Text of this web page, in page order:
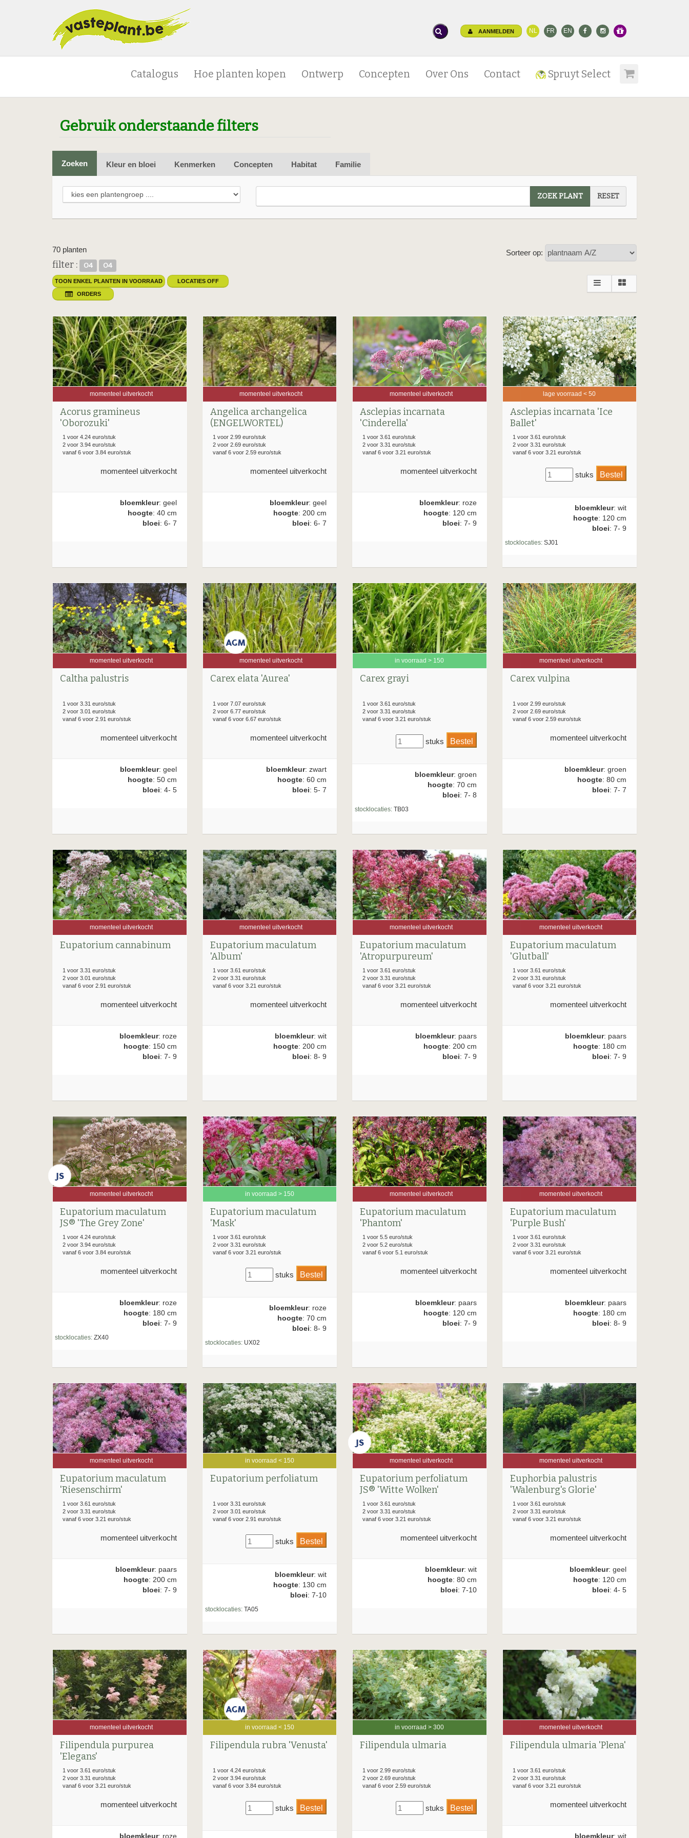
AANMELDEN NL FR EN
Catalogus Hoe planten kopen Ontwerp Concepten Over Ons Contact Spruyt Select
Gebruik onderstaande filters
Zoeken Kleur en bloei Kenmerken Concepten Habitat Familie
ZOEK PLANT RESET
70 planten
filter : O4 O4
Sorteer op:
TOON ENKEL PLANTEN IN VOORRAAD LOCATIES OFF
ORDERS
momenteel uitverkocht
Acorus gramineus
'Oborozuki'
1 voor 4.24 euro/stuk
2 voor 3.94 euro/stuk
vanaf 6 voor 3.84 euro/stuk
momenteel uitverkocht
bloemkleur: geel
hoogte: 40 cm
bloei: 6- 7
momenteel uitverkocht
Angelica archangelica
(ENGELWORTEL)
1 voor 2.99 euro/stuk
2 voor 2.69 euro/stuk
vanaf 6 voor 2.59 euro/stuk
momenteel uitverkocht
bloemkleur: geel
hoogte: 200 cm
bloei: 6- 7
momenteel uitverkocht
Asclepias incarnata
'Cinderella'
1 voor 3.61 euro/stuk
2 voor 3.31 euro/stuk
vanaf 6 voor 3.21 euro/stuk
momenteel uitverkocht
bloemkleur: roze
hoogte: 120 cm
bloei: 7- 9
lage voorraad < 50
Asclepias incarnata 'Ice
Ballet'
1 voor 3.61 euro/stuk
2 voor 3.31 euro/stuk
vanaf 6 voor 3.21 euro/stuk
stuks
bloemkleur: wit
hoogte: 120 cm
bloei: 7- 9
stocklocaties:SJ01
momenteel uitverkocht
Caltha palustris
1 voor 3.31 euro/stuk
2 voor 3.01 euro/stuk
vanaf 6 voor 2.91 euro/stuk
momenteel uitverkocht
bloemkleur: geel
hoogte: 50 cm
bloei: 4- 5
momenteel uitverkocht
Carex elata 'Aurea'
1 voor 7.07 euro/stuk
2 voor 6.77 euro/stuk
vanaf 6 voor 6.67 euro/stuk
momenteel uitverkocht
bloemkleur: zwart
hoogte: 60 cm
bloei: 5- 7
in voorraad > 150
Carex grayi
1 voor 3.61 euro/stuk
2 voor 3.31 euro/stuk
vanaf 6 voor 3.21 euro/stuk
stuks
bloemkleur: groen
hoogte: 70 cm
bloei: 7- 8
stocklocaties: TB03
momenteel uitverkocht
Carex vulpina
1 voor 2.99 euro/stuk
2 voor 2.69 euro/stuk
vanaf 6 voor 2.59 euro/stuk
momenteel uitverkocht
bloemkleur: groen
hoogte: 80 cm
bloei: 7- 7
momenteel uitverkocht
Eupatorium cannabinum
1 voor 3.31 euro/stuk
2 voor 3.01 euro/stuk
vanaf 6 voor 2.91 euro/stuk
momenteel uitverkocht
bloemkleur: roze
hoogte: 150 cm
bloei: 7- 9
momenteel uitverkocht
Eupatorium maculatum
'Album'
1 voor 3.61 euro/stuk
2 voor 3.31 euro/stuk
vanaf 6 voor 3.21 euro/stuk
momenteel uitverkocht
bloemkleur: wit
hoogte: 200 cm
bloei: 8- 9
momenteel uitverkocht
Eupatorium maculatum
'Atropurpureum'
1 voor 3.61 euro/stuk
2 voor 3.31 euro/stuk
vanaf 6 voor 3.21 euro/stuk
momenteel uitverkocht
bloemkleur: paars
hoogte: 200 cm
bloei: 7- 9
momenteel uitverkocht
Eupatorium maculatum
'Glutball'
1 voor 3.61 euro/stuk
2 voor 3.31 euro/stuk
vanaf 6 voor 3.21 euro/stuk
momenteel uitverkocht
bloemkleur: paars
hoogte: 180 cm
bloei: 7- 9
momenteel uitverkocht
Eupatorium maculatum
JS® 'The Grey Zone'
1 voor 4.24 euro/stuk
2 voor 3.94 euro/stuk
vanaf 6 voor 3.84 euro/stuk
momenteel uitverkocht
bloemkleur: roze
hoogte: 180 cm
bloei: 7- 9
stocklocaties: ZX40
in voorraad > 150
Eupatorium maculatum
'Mask'
1 voor 3.61 euro/stuk
2 voor 3.31 euro/stuk
vanaf 6 voor 3.21 euro/stuk
stuks
bloemkleur: roze
hoogte: 70 cm
bloei: 8- 9
stocklocaties:UX02
momenteel uitverkocht
Eupatorium maculatum
'Phantom'
1 voor 5.5 euro/stuk
2 voor 5.2 euro/stuk
vanaf 6 voor 5.1 euro/stuk
momenteel uitverkocht
bloemkleur: paars
hoogte: 120 cm
bloei: 7- 9
momenteel uitverkocht
Eupatorium maculatum
'Purple Bush'
1 voor 3.61 euro/stuk
2 voor 3.31 euro/stuk
vanaf 6 voor 3.21 euro/stuk
momenteel uitverkocht
bloemkleur: paars
hoogte: 180 cm
bloei: 8- 9
momenteel uitverkocht
Eupatorium maculatum
'Riesenschirm'
1 voor 3.61 euro/stuk
2 voor 3.31 euro/stuk
vanaf 6 voor 3.21 euro/stuk
momenteel uitverkocht
bloemkleur: paars
hoogte: 200 cm
bloei: 7- 9
in voorraad < 150
Eupatorium perfoliatum
1 voor 3.31 euro/stuk
2 voor 3.01 euro/stuk
vanaf 6 voor 2.91 euro/stuk
stuks
bloemkleur: wit
hoogte: 130 cm
bloei: 7-10
stocklocaties:TA05
momenteel uitverkocht
Eupatorium perfoliatum
JS® 'Witte Wolken'
1 voor 3.61 euro/stuk
2 voor 3.31 euro/stuk
vanaf 6 voor 3.21 euro/stuk
momenteel uitverkocht
bloemkleur: wit
hoogte: 80 cm
bloei: 7-10
momenteel uitverkocht
Euphorbia palustris
'Walenburg's Glorie'
1 voor 3.61 euro/stuk
2 voor 3.31 euro/stuk
vanaf 6 voor 3.21 euro/stuk
momenteel uitverkocht
bloemkleur: geel
hoogte: 120 cm
bloei: 4- 5
momenteel uitverkocht
Filipendula purpurea
'Elegans'
1 voor 3.61 euro/stuk
2 voor 3.31 euro/stuk
vanaf 6 voor 3.21 euro/stuk
momenteel uitverkocht
bloemkleur: roze
in voorraad < 150
Filipendula rubra 'Venusta'
1 voor 4.24 euro/stuk
2 voor 3.94 euro/stuk
vanaf 6 voor 3.84 euro/stuk
stuks
in voorraad > 300
Filipendula ulmaria
1 voor 2.99 euro/stuk
2 voor 2.69 euro/stuk
vanaf 6 voor 2.59 euro/stuk
stuks
momenteel uitverkocht
Filipendula ulmaria 'Plena'
1 voor 3.61 euro/stuk
2 voor 3.31 euro/stuk
vanaf 6 voor 3.21 euro/stuk
momenteel uitverkocht
bloemkleur: wit